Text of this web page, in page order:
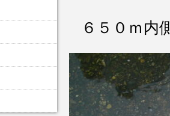
６５０ｍ